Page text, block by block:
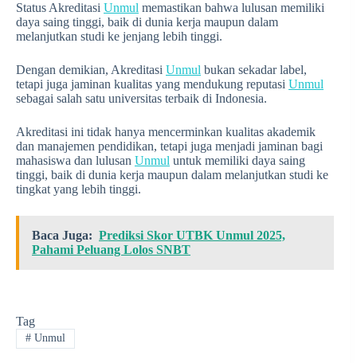
Status Akreditasi Unmul memastikan bahwa lulusan memiliki
daya saing tinggi, baik di dunia kerja maupun dalam
melanjutkan studi ke jenjang lebih tinggi.
Dengan demikian, Akreditasi Unmul bukan sekadar label,
tetapi juga jaminan kualitas yang mendukung reputasi Unmul
sebagai salah satu universitas terbaik di Indonesia.
Akreditasi ini tidak hanya mencerminkan kualitas akademik
dan manajemen pendidikan, tetapi juga menjadi jaminan bagi
mahasiswa dan lulusan Unmul untuk memiliki daya saing
tinggi, baik di dunia kerja maupun dalam melanjutkan studi ke
tingkat yang lebih tinggi.
Baca Juga: Prediksi Skor UTBK Unmul 2025,
Pahami Peluang Lolos SNBT
Tag
#Unmul